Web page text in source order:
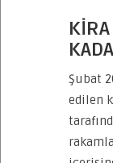
Şubat
edilen